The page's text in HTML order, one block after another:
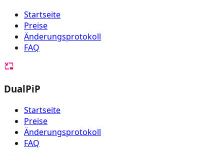
Startseite
Preise
Änderungsprotokoll
FAQ
DualPiP
Startseite
Preise
Änderungsprotokoll
FAQ